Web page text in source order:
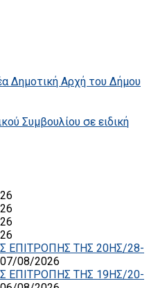
Δημοτική Αρχή του Δήμου
Συμβουλίου σε ειδική
ΕΠΙΤΡΟΠΗΣ ΤΗΣ 20ΗΣ/28-
07/08/2026
ΕΠΙΤΡΟΠΗΣ ΤΗΣ 19ΗΣ/20-